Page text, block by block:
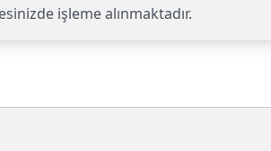
işleme alınmaktadır.